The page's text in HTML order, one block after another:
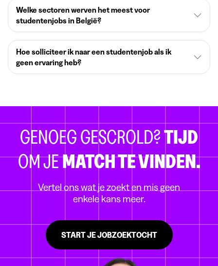
Welke sectoren werven het meest voor
studentenjobs in België?
Hoe solliciteer ik naar een studentenjob als ik
geen ervaring heb?
GENOEG GESCROLD?TIJD
OM JEMATCH TE VINDEN.
Vertel ons wat je zoekt en mis geen
enkele kans meer.
START JE JOBZOEKTOCHT